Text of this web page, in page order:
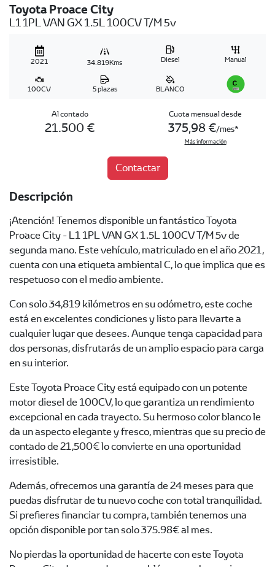
Toyota Proace City
L1 1PL VAN GX 1.5L 100CV T/M 5v
2021 34.819Kms Diesel Manual
100CV 5 plazas BLANCO
Al contado
21.500 €
Cuota mensual desde
375,98 €/mes
Más información
Contactar
Descripción
¡Atención! Tenemos disponible un fantástico Toyota
Proace City - L1 1PL VAN GX 1.5L 100CV T/M 5v de
segunda mano. Este vehículo, matriculado en el año 2021,
cuenta con una etiqueta ambiental C, lo que implica que es
respetuoso con el medio ambiente.
Con solo 34,819 kilómetros en su odómetro, este coche
está en excelentes condiciones y listo para llevarte a
cualquier lugar que desees. Aunque tenga capacidad para
dos personas, disfrutarás de un amplio espacio para carga
en su interior.
Este Toyota Proace City está equipado con un potente
motor diesel de 100CV, lo que garantiza un rendimiento
excepcional en cada trayecto. Su hermoso color blanco le
da un aspecto elegante y fresco, mientras que su precio de
contado de 21,500€ lo convierte en una oportunidad
irresistible.
Además, ofrecemos una garantía de 24 meses para que
puedas disfrutar de tu nuevo coche con total tranquilidad.
Si prefieres financiar tu compra, también tenemos una
opción disponible por tan solo 375.98€ al mes.
No pierdas la oportunidad de hacerte con este Toyota